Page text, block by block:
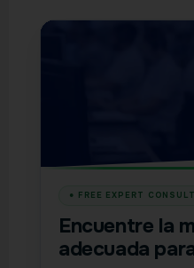
Encuentre la
adecuada